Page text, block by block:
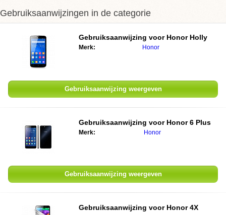
Gebruiksaanwijzingen in de categorie
Gebruiksaanwijzing voor Honor Holly
Merk: Honor
Gebruiksaanwijzing weergeven
Gebruiksaanwijzing voor Honor 6 Plus
Merk: Honor
Gebruiksaanwijzing weergeven
Gebruiksaanwijzing voor Honor 4X